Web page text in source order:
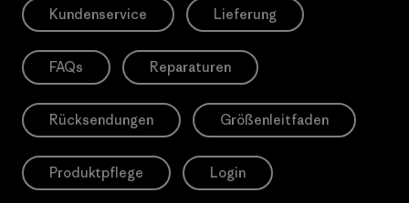
Kundenservice Lieferung
FAQs Reparaturen
Rücksendungen Größenleitfaden
Produktpflege Login